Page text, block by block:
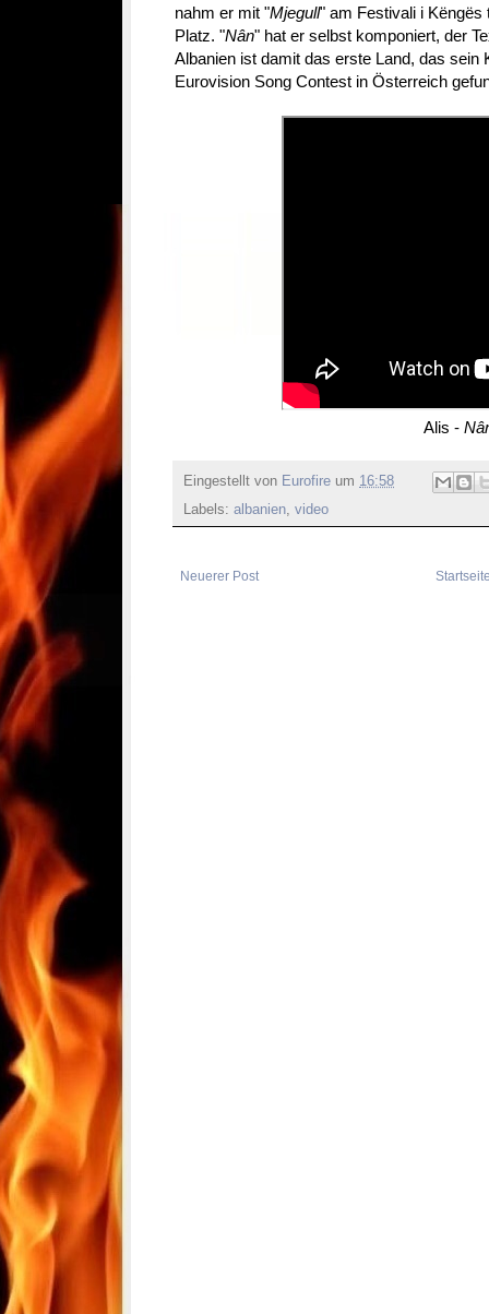
nahm er mit "Mjegull" am Festivali i Këngës
Platz. "Nân" hat er selbst komponiert, der
Albanien ist damit das erste Land, das sein
Eurovision Song Contest in Österreich
Alis -
Eingestellt von Eurofire um 16:58
Labels: albanien, video
Neuerer Post